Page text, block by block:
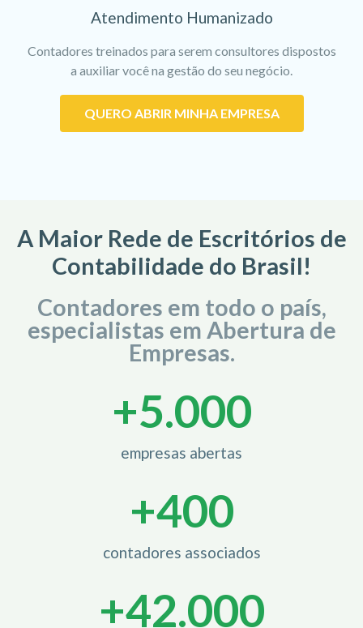
Atendimento Humanizado
Contadores treinados para serem consultores dispostos
a auxiliar você na gestão do seu negócio.
QUERO ABRIR MINHA EMPRESA
A Maior Rede de Escritórios de
Contabilidade do Brasil!
Contadores em todo o país,
especialistas em Abertura de
Empresas.
empresas abertas
+5.000
contadores associados
+400
+42.000